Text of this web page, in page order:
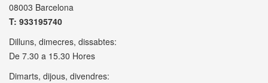
08003 Barcelona
T: 933195740
Dilluns, dimecres, dissabtes:
De 7.30 a 15.30 Hores
Dimarts, dijous, divendres: